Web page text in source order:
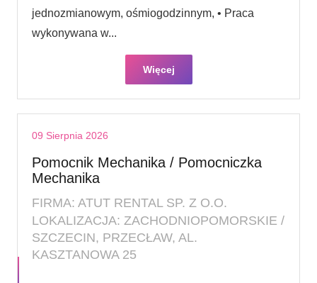
jednozmianowym, ośmiogodzinnym, • Praca
wykonywana w...
Więcej
09 Sierpnia 2026
Pomocnik Mechanika / Pomocniczka
Mechanika
FIRMA: ATUT RENTAL SP. Z O.O.
LOKALIZACJA: ZACHODNIOPOMORSKIE /
SZCZECIN, PRZECŁAW, AL.
KASZTANOWA 25